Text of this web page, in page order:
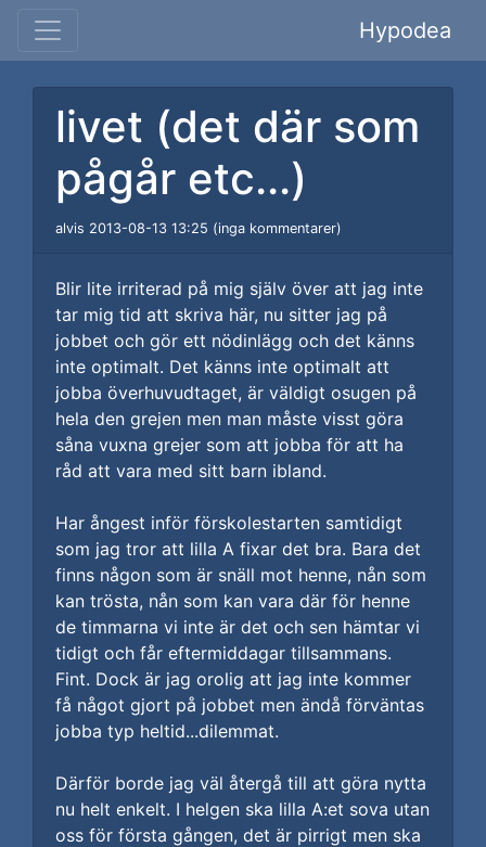
Hypodea
livet (det där som
pågår etc...)
alvis 2013-08-13 13:25 (inga kommentarer)
Blir lite irriterad på mig själv över att jag inte
tar mig tid att skriva här, nu sitter jag på
jobbet och gör ett nödinlägg och det känns
inte optimalt. Det känns inte optimalt att
jobba överhuvudtaget, är väldigt osugen på
hela den grejen men man måste visst göra
såna vuxna grejer som att jobba för att ha
råd att vara med sitt barn ibland.
Har ångest inför förskolestarten samtidigt
som jag tror att lilla A fixar det bra. Bara det
finns någon som är snäll mot henne, nån som
kan trösta, nån som kan vara där för henne
de timmarna vi inte är det och sen hämtar vi
tidigt och får eftermiddagar tillsammans.
Fint. Dock är jag orolig att jag inte kommer
få något gjort på jobbet men ändå förväntas
jobba typ heltid...dilemmat.
Därför borde jag väl återgå till att göra nytta
nu helt enkelt. I helgen ska lilla A:et sova utan
oss för första gången, det är pirrigt men ska